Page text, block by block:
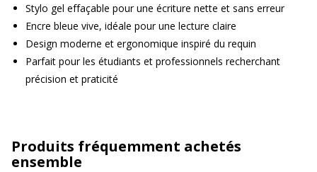
Stylo gel effaçable pour une écriture nette et sans erreur
Encre bleue vive, idéale pour une lecture claire
Design moderne et ergonomique inspiré du requin
Parfait pour les étudiants et professionnels recherchant
précision et praticité
Produits fréquemment achetés
ensemble